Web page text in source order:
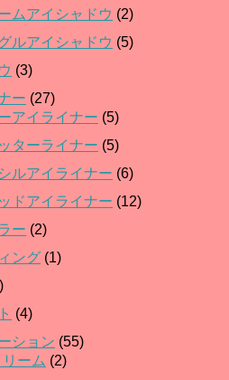
ムアイシャドウ (2)
ルアイシャドウ (5)
(3)
ー (27)
アイライナー (5)
ターライナー (5)
ルアイライナー (6)
ドアイライナー (12)
ー (2)
ング (1)
(4)
ション (55)
リーム (2)